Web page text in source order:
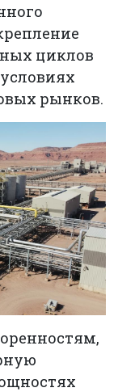
циклов
рынков.